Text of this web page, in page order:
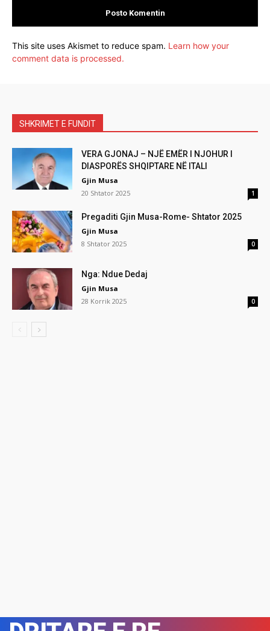
This site uses Akismet to reduce spam. Learn how your
comment data is processed.
SHKRIMET E FUNDIT
VERA GJONAJ – NJË EMËR I NJOHUR I
DIASPORËS SHQIPTARE NË ITALI
Gjin Musa
20 Shtator 2025
1
Pregaditi Gjin Musa-Rome- Shtator 2025
Gjin Musa
8 Shtator 2025
0
Nga: Ndue Dedaj
Gjin Musa
28 Korrik 2025
0